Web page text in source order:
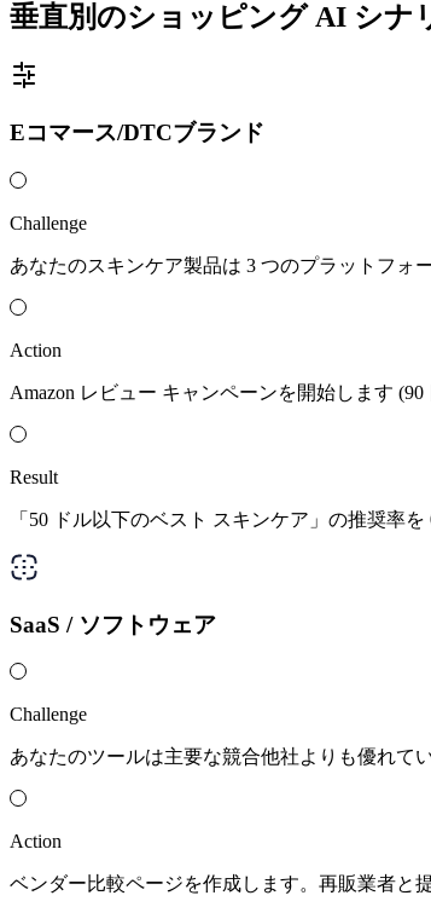
垂直別のショッピング AI シナ
Eコマース/DTCブランド
Challenge
あなたのスキンケア製品は 3 つのプラットフォ
Action
Amazon レビュー キャンペーンを開始します
Result
「50 ドル以下のベスト スキンケア」の推奨率を
SaaS / ソフトウェア
Challenge
あなたのツールは主要な競合他社よりも優れて
Action
ベンダー比較ページを作成します。再販業者と